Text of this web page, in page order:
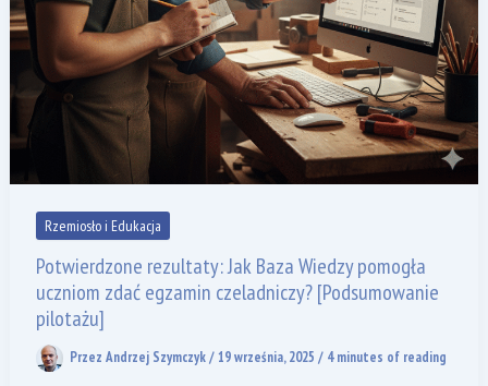
Rzemiosło i Edukacja
Potwierdzone rezultaty: Jak Baza Wiedzy pomogła
uczniom zdać egzamin czeladniczy? [Podsumowanie
pilotażu]
Przez Andrzej Szymczyk/19 września, 2025/ 4 minutes of reading